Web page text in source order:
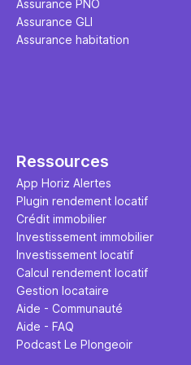
Assurance PNO
Assurance GLI
Assurance habitation
Ressources
App Horiz Alertes
Plugin rendement locatif
Crédit immobilier
Investissement immobilier
Investissement locatif
Calcul rendement locatif
Gestion locataire
Aide - Communauté
Aide - FAQ
Podcast Le Plongeoir